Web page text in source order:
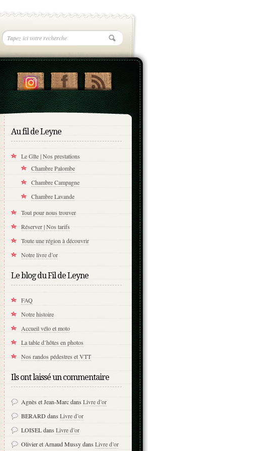
Au fil de Leyne
Le Gîte | Nos prestations
Chambre Palombe
Chambre Campagne
Chambre Lavande
Tout pour nous trouver
Réserver | Nos tarifs
Toute une région à découvrir
Notre livre d’or
Le blog du Fil de Leyne
FAQ
Notre histoire
Accueil vélo et moto
La table d’hôtes en photos
Nos randos pédestres et VTT
Ils ont laissé un commentaire
Agnès et Jean-Marcdans Livre d’or
BERARDdans Livre d’or
LOISELdans Livre d’or
Olivier et Arnaud Mussydans Livre d’or